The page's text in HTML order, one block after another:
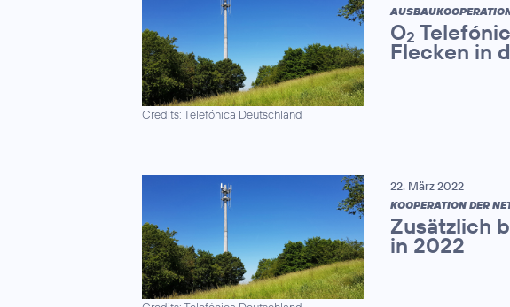
Credits: Telefónica Deutschland
O2
Flecken in
22. März 2022
KOOPERATION DER
Zusätzlich
in 2022